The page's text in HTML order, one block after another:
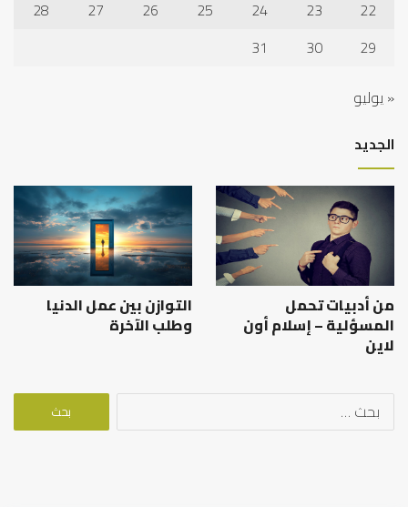
22
23
24
25
26
27
28
29
30
31
« يوليو
الجديد
من أدبيات تحمل
المسؤلية – إسلام أون
لاين
التوازن بين عمل الدنيا
وطلب الآخرة
البحث